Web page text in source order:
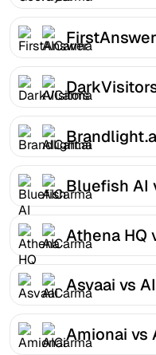
Bluefish AI
Athena HQ
Asvaai vs
Amionai vs